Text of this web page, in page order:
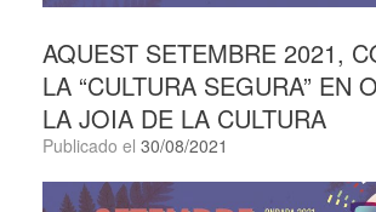
AQUEST SETEMBRE 2021,
LA “CULTURA SEGURA” EN
LA JOIA DE LA CULTURA
Publicado el 30/08/2021